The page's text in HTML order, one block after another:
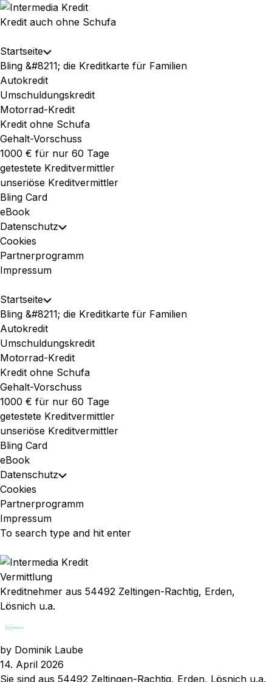
Skip
to
Kredit auch ohne Schufa
Expand
Menu
Startseite Toggle
Child
Menu
Bling &#8211; die Kreditkarte für Familien
Autokredit
Umschuldungskredit
Motorrad-Kredit
Kredit ohne Schufa
Gehalt-Vorschuss
1000 € für nur 60 Tage
getestete Kreditvermittler
unseriöse Kreditvermittler
Bling Card
eBook
Datenschutz Toggle
Menu
Cookies
Partnerprogramm
Impressum
Expand
Menu
Startseite Toggle
Child
Menu
Bling &#8211; die Kreditkarte für Familien
Autokredit
Umschuldungskredit
Motorrad-Kredit
Kredit ohne Schufa
Gehalt-Vorschuss
1000 € für nur 60 Tage
getestete Kreditvermittler
unseriöse Kreditvermittler
Bling Card
eBook
Datenschutz Toggle
Menu
Cookies
Partnerprogramm
Impressum
Vermittlung
Kreditnehmer aus 54492 Zeltingen-Rachtig, Erden,
Lösnich u.a.
by Dominik Laube
14. April 2026
Sie sind aus 54492 Zeltingen-Rachtig, Erden, Lösnich u.a.